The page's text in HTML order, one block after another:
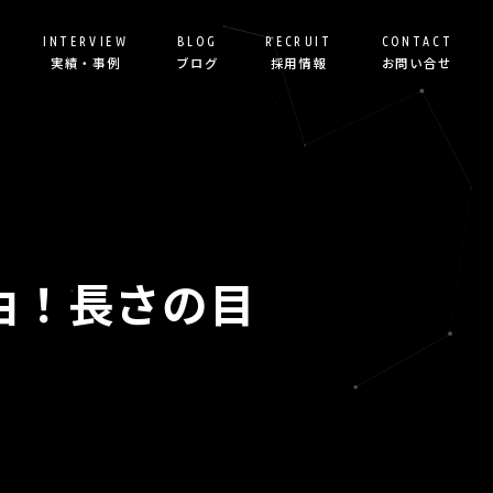
＆運用代行
INTERVIEW
実績・事例
BLOG
ブログ
RECRUIT
採用情報
CONTACT
お問い合せ
長さの目